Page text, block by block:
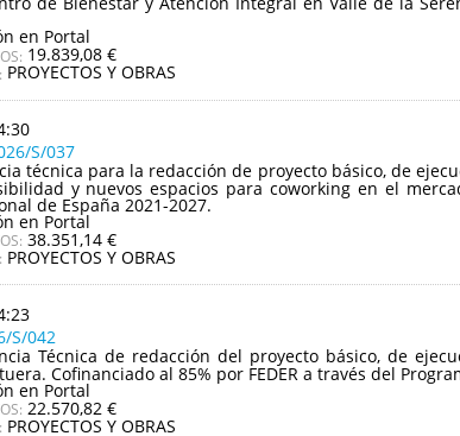
en Portal
19.839,08 €
PROYECTOS Y OBRAS
S/037
técnica para la redacción de proyecto básico, de
y nuevos espacios para coworking en el
de España 2021-2027.
en Portal
38.351,14 €
PROYECTOS Y OBRAS
S/042
Técnica de redacción del proyecto básico, de
Cofinanciado al 85% por FEDER a través del
en Portal
22.570,82 €
PROYECTOS Y OBRAS